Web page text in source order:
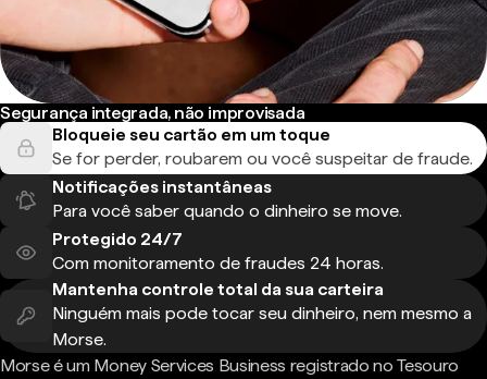
Segurança integrada, não improvisada
Bloqueie seu cartão em um toque
Se for perder, roubarem ou você suspeitar de fraude.
Notificações instantâneas
Para você saber quando o dinheiro se move.
Protegido 24/7
Com monitoramento de fraudes 24 horas.
Mantenha controle total da sua carteira
Ninguém mais pode tocar seu dinheiro, nem mesmo a
Morse.
Morse é um Money Services Business registrado no Tesouro